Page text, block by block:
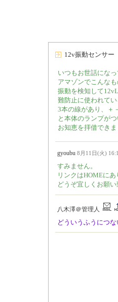
12v振動センサー
いつもお世話になっ
アマゾンでこんなも
振動を検知して
難防止に使われてい
3本の線があり、＋
と本体のランプが
お知恵を拝借できま
gyoubu 8月11日(火)
すみません。
リンクはHOMEにあ
どうぞ宜しくお願い
八木澤＠管理人
どういうふうにつ